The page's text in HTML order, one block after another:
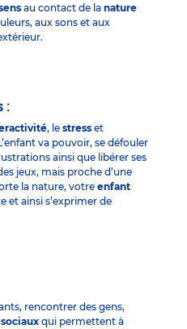
au contact de la nature
aux sons et aux
:
, le stress et
va pouvoir, se défouler
ainsi que libérer ses
jeux, mais proche d’une
la nature, votre enfant
et ainsi s’exprimer de
rencontrer des gens,
sociaux qui permettent à